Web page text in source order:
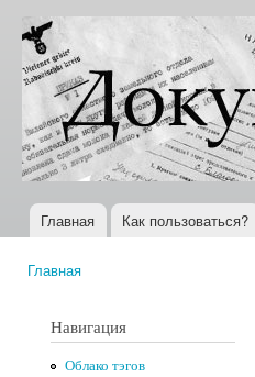
Документы
XX века
Всемирная
история в
Интернете
Главное меню
Главная Как пользоваться?
Главная
Навигация
Облако тэгов